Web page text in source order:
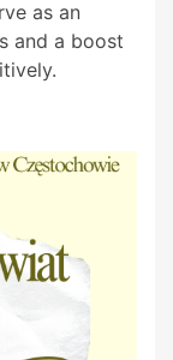
as an
and a boost